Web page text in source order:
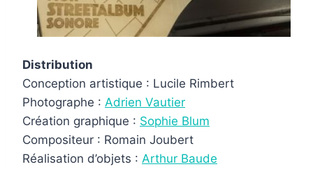
Distribution
Conception artistique : Lucile Rimbert
Photographe : Adrien Vautier
Création graphique : Sophie Blum
Compositeur : Romain Joubert
Réalisation d’objets : Arthur Baude